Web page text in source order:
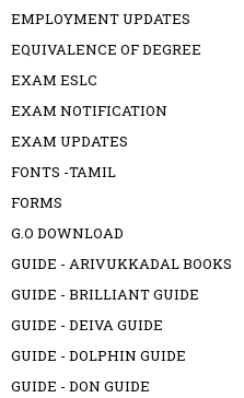
EMPLOYMENT UPDATES
EQUIVALENCE OF DEGREE
EXAM ESLC
EXAM NOTIFICATION
EXAM UPDATES
FONTS -TAMIL
FORMS
G.O DOWNLOAD
GUIDE - ARIVUKKADAL BOOKS
GUIDE - BRILLIANT GUIDE
GUIDE - DEIVA GUIDE
GUIDE - DOLPHIN GUIDE
GUIDE - DON GUIDE